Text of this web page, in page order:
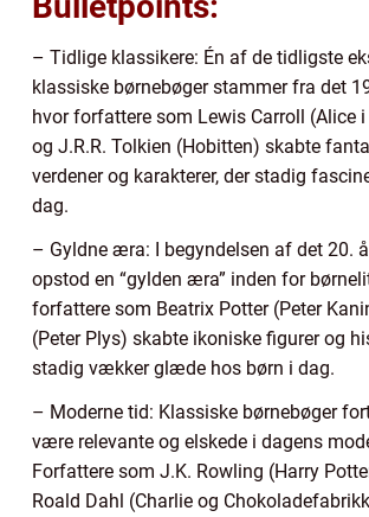
– Tidlige klassikere: Én af de tidligste
klassiske børnebøger stammer fra det
hvor forfattere som Lewis Carroll (Alice
og J.R.R. Tolkien (Hobitten) skabte
verdener og karakterer, der stadig
dag.
– Gyldne æra: I begyndelsen af det 20.
opstod en “gylden æra” inden for
forfattere som Beatrix Potter (Peter
(Peter Plys) skabte ikoniske figurer og
stadig vækker glæde hos børn i dag.
– Moderne tid: Klassiske børnebøger
være relevante og elskede i dagens
Forfattere som J.K. Rowling (Harry
Roald Dahl (Charlie og